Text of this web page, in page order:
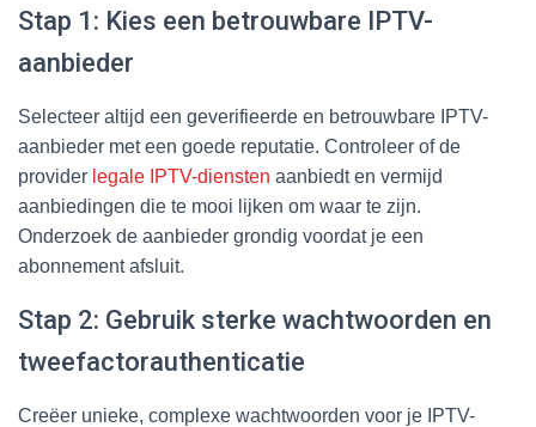
Stap 1: Kies een betrouwbare IPTV-
aanbieder
Selecteer altijd een geverifieerde en betrouwbare IPTV-
aanbieder met een goede reputatie. Controleer of de
provider legale IPTV-diensten aanbiedt en vermijd
aanbiedingen die te mooi lijken om waar te zijn.
Onderzoek de aanbieder grondig voordat je een
abonnement afsluit.
Stap 2: Gebruik sterke wachtwoorden en
tweefactorauthenticatie
Creëer unieke, complexe wachtwoorden voor je IPTV-